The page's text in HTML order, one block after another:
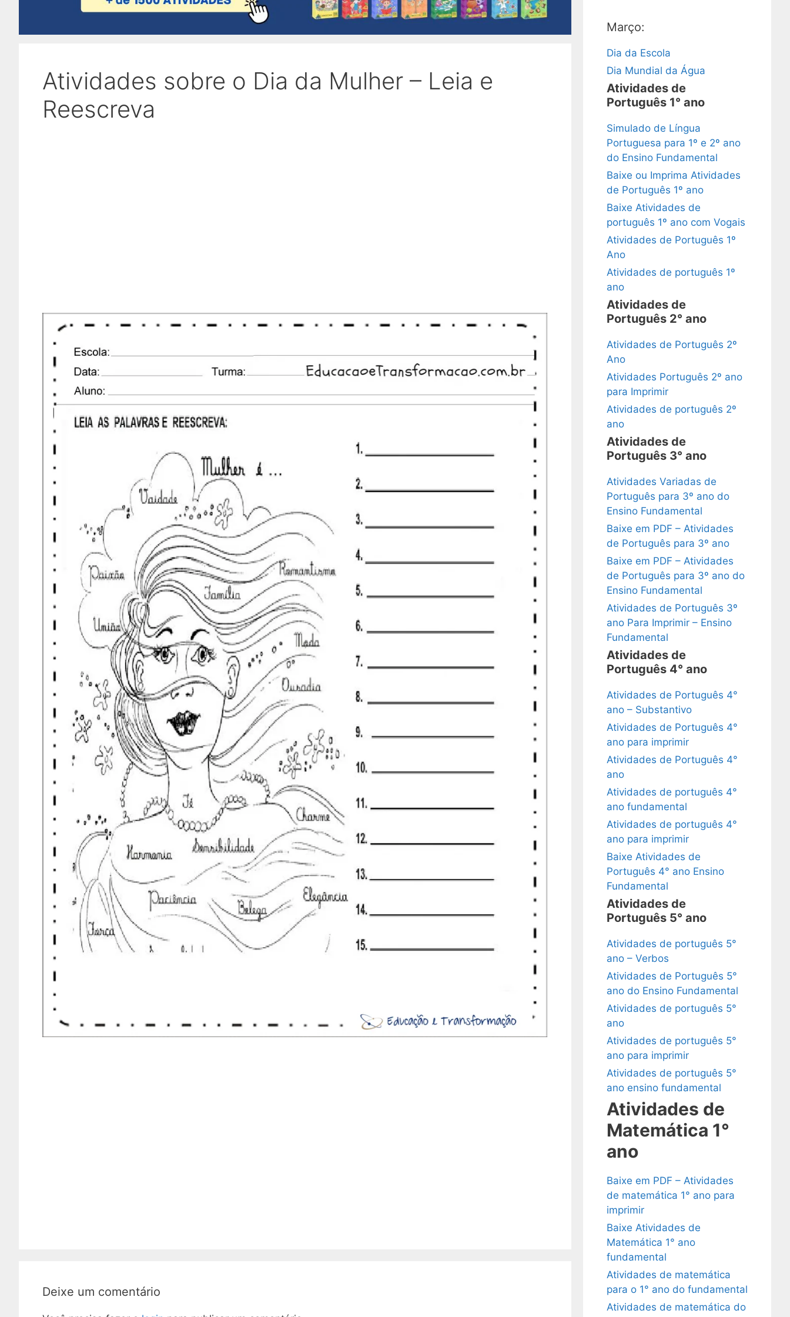
Atividades sobre o Dia da Mulher – Leia e
Reescreva
Deixe um comentário
Março:
Dia da Escola
Dia Mundial da Água
Atividades de
Português 1° ano
Simulado de Língua
Portuguesa para 1º e 2º ano
do Ensino Fundamental
Baixe ou Imprima Atividades
de Português 1º ano
Baixe Atividades de
português 1º ano com Vogais
Atividades de Português 1º
Ano
Atividades de português 1º
ano
Atividades de
Português 2° ano
Atividades de Português 2º
Ano
Atividades Português 2º ano
para Imprimir
Atividades de português 2º
ano
Atividades de
Português 3° ano
Atividades Variadas de
Português para 3º ano do
Ensino Fundamental
Baixe em PDF – Atividades
de Português para 3º ano
Baixe em PDF – Atividades
de Português para 3º ano do
Ensino Fundamental
Atividades de Português 3º
ano Para Imprimir – Ensino
Fundamental
Atividades de
Português 4° ano
Atividades de Português 4°
ano – Substantivo
Atividades de Português 4°
ano para imprimir
Atividades de Português 4°
ano
Atividades de português 4°
ano fundamental
Atividades de português 4°
ano para imprimir
Baixe Atividades de
Português 4° ano Ensino
Fundamental
Atividades de
Português 5° ano
Atividades de português 5°
ano – Verbos
Atividades de Português 5°
ano do Ensino Fundamental
Atividades de português 5°
ano
Atividades de português 5°
ano para imprimir
Atividades de português 5°
ano ensino fundamental
Atividades de
Matemática 1°
ano
Baixe em PDF – Atividades
de matemática 1° ano para
imprimir
Baixe Atividades de
Matemática 1° ano
fundamental
Atividades de matemática
para o 1° ano do fundamental
Atividades de matemática do